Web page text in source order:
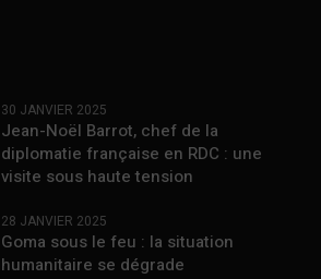
30 JANVIER 2025
Jean-Noël Barrot, chef de la
diplomatie française en RDC : une
visite sous haute tension
28 JANVIER 2025
Goma sous le feu : la situation
humanitaire se dégrade